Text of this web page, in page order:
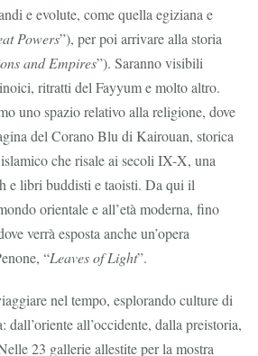
e evolute, come quella egiziana e
Powers”), per poi arrivare alla storia
and Empires”). Saranno visibili
ritratti del Fayyum e molto altro.
uno spazio relativo alla religione, dove
del Corano Blu di Kairouan, storica
che risale ai secoli IX-X, una
e libri buddisti e taoisti. Da qui il
orientale e all’età moderna, fino
verrà esposta anche un’opera
“Leaves of Light”.
nel tempo, esplorando culture di
dall’oriente all’occidente, dalla preistoria,
23 gallerie allestite per la mostra